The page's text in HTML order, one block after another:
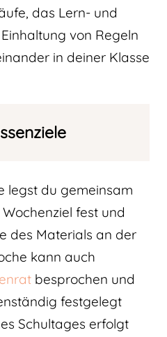
das Lern- und
von Regeln
in deiner Klasse
legst du gemeinsam
fest und
des Materials an der
kann auch
besprochen und
festgelegt
Schultages erfolgt